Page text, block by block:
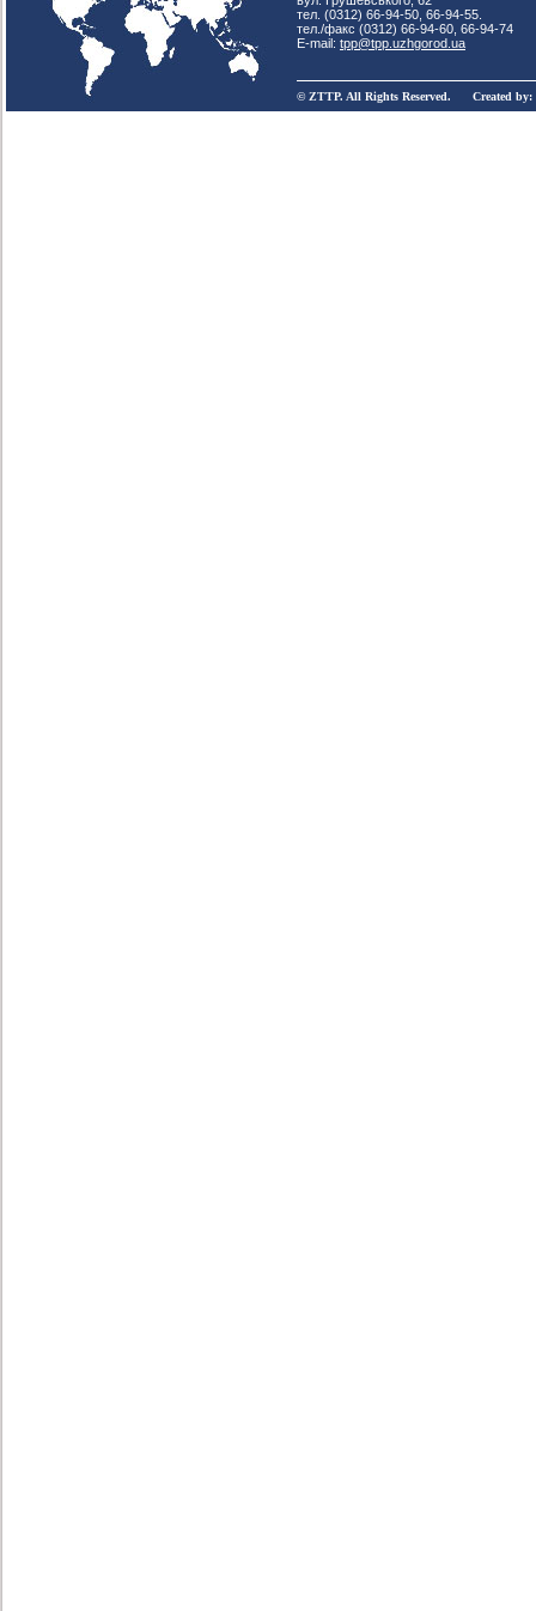
тел. (0312) 66-94-50, 66-94-55.
тел./факс (0312) 66-94-60, 66-94-74
E-mail: tpp@tpp.uzhgorod.ua
© ZTTP. All Rights Reserved. Created by: